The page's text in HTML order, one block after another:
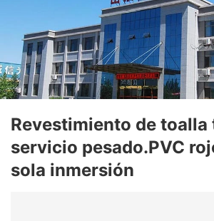
Revestimiento de toalla
servicio pesado.PVC
sola inmersión